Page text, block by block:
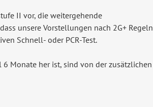
II vor, die weitergehende
unsere Vorstellungen nach 2G+ Regeln
Schnell- oder PCR-Test.
Monate her ist, sind von der zusätzlichen